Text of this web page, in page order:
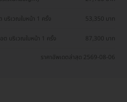
บริเวณใบหน้า 1 ครั้ง 53,350 บาท
ต บริเวณใบหน้า 1 ครั้ง 87,300 บาท
ราคาอัพเดตล่าสุด 2569-08-06